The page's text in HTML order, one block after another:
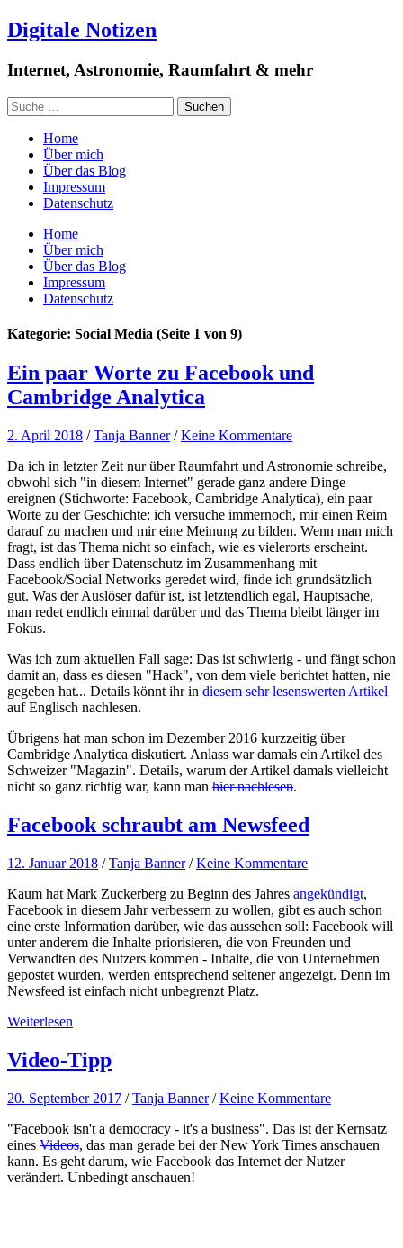
Digitale Notizen
Internet, Astronomie, Raumfahrt & mehr
Home
Über mich
Über das Blog
Impressum
Datenschutz
Home
Über mich
Über das Blog
Impressum
Datenschutz
Kategorie: Social Media (Seite 1 von 9)
Ein paar Worte zu Facebook und
Cambridge Analytica
2. April 2018 /Tanja Banner /Keine Kommentare
Da ich in letzter Zeit nur über Raumfahrt und Astronomie schreibe,
obwohl sich "in diesem Internet" gerade ganz andere Dinge
ereignen (Stichworte: Facebook, Cambridge Analytica), ein paar
Worte zu der Geschichte: ich versuche immernoch, mir einen Reim
darauf zu machen und mir eine Meinung zu bilden. Wenn man mich
fragt, ist das Thema nicht so einfach, wie es vielerorts erscheint.
Dass endlich über Datenschutz im Zusammenhang mit
Facebook/Social Networks geredet wird, finde ich grundsätzlich
gut. Was der Auslöser dafür ist, ist letztendlich egal, Hauptsache,
man redet endlich einmal darüber und das Thema bleibt länger im
Fokus.
Was ich zum aktuellen Fall sage: Das ist schwierig - und fängt schon
damit an, dass es diesen "Hack", von dem viele berichtet hatten, nie
gegeben hat... Details könnt ihr in diesem sehr lesenswerten Artikel
auf Englisch nachlesen.
Übrigens hat man schon im Dezember 2016 kurzzeitig über
Cambridge Analytica diskutiert. Anlass war damals ein Artikel des
Schweizer "Magazin". Details, warum der Artikel damals vielleicht
nicht so ganz richtig war, kann man hier nachlesen.
Facebook schraubt am Newsfeed
12. Januar 2018 /Tanja Banner /Keine Kommentare
Kaum hat Mark Zuckerberg zu Beginn des Jahres angekündigt,
Facebook in diesem Jahr verbessern zu wollen, gibt es auch schon
eine erste Information darüber, wie das aussehen soll: Facebook will
unter anderem die Inhalte priorisieren, die von Freunden und
Verwandten des Nutzers kommen - Inhalte, die von Unternehmen
gepostet wurden, werden entsprechend seltener angezeigt. Denn im
Newsfeed ist einfach nicht unbegrenzt Platz.
Weiterlesen
Video-Tipp
20. September 2017 /Tanja Banner /Keine Kommentare
"Facebook isn't a democracy - it's a business". Das ist der Kernsatz
eines Videos, das man gerade bei der New York Times anschauen
kann. Es geht darum, wie Facebook das Internet der Nutzer
verändert. Unbedingt anschauen!